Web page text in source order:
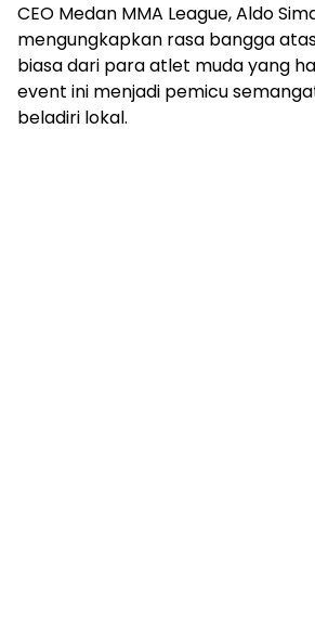
CEO Medan MMA League, Aldo
mengungkapkan rasa bangga
biasa dari para atlet muda yang
event ini menjadi pemicu
beladiri lokal.